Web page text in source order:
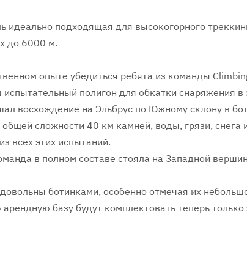
идеально подходящая для высокогорного
до 6000 м.
опыте убедиться ребята из команды
полигон для обкатки снаряжения в
восхождение на Эльбрус по Южному склону в
сложности 40 км камней, воды, грязи, снега
всех этих испытаний.
в полном составе стояла на Западной
ботинками, особенно отмечая их
базу будут комплектовать теперь